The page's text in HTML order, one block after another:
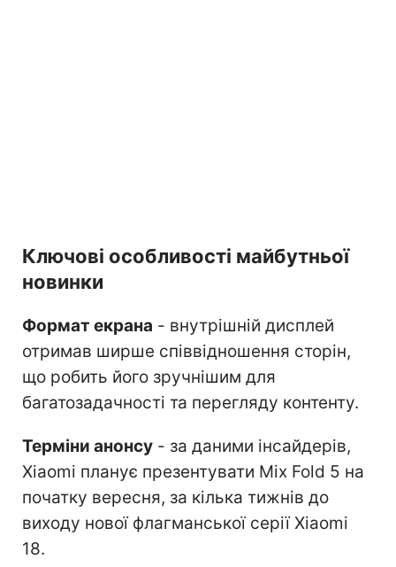
Ключові особливості майбутньої
новинки
Формат екрана - внутрішній дисплей
отримав ширше співвідношення сторін,
що робить його зручнішим для
багатозадачності та перегляду контенту.
Терміни анонсу - за даними інсайдерів,
Xiaomi планує презентувати Mix Fold 5 на
початку вересня, за кілька тижнів до
виходу нової флагманської серії Xiaomi
18.